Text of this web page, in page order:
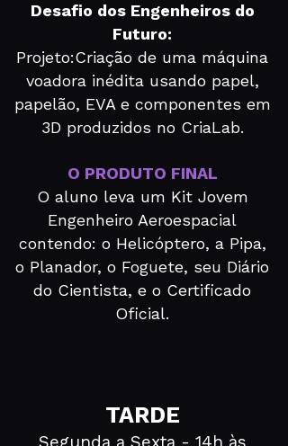
Desafio dos Engenheiros do
Futuro:
Projeto:Criação de uma máquina
voadora inédita usando papel,
papelão, EVA e componentes em
3D produzidos no CriaLab.
O PRODUTO FINAL
O aluno leva um Kit Jovem
Engenheiro Aeroespacial
contendo: o Helicóptero, a Pipa,
o Planador, o Foguete, seu Diário
do Cientista, e o Certificado
Oficial.
TARDE